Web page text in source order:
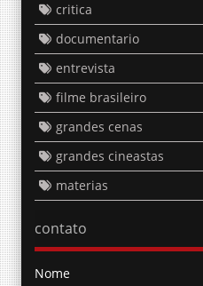
critica
documentario
entrevista
filme brasileiro
grandes cenas
grandes cineastas
materias
contato
Nome